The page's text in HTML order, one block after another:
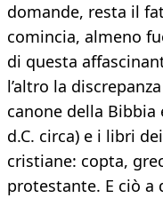
domande, resta il
comincia, almeno
di questa
l’altro la
canone della Bibbia
d.C. circa) e i libri
cristiane: copta,
protestante. E ciò